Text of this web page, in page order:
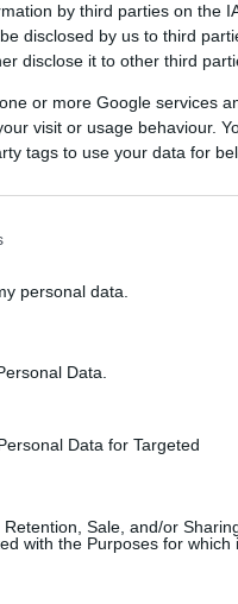
by third parties on the
disclosed by us to third
disclose it to other third
or more Google services
visit or usage behaviour.
tags to use your data for
personal data.
Data.
Data for Targeted
Sale, and/or
with the Purposes for which